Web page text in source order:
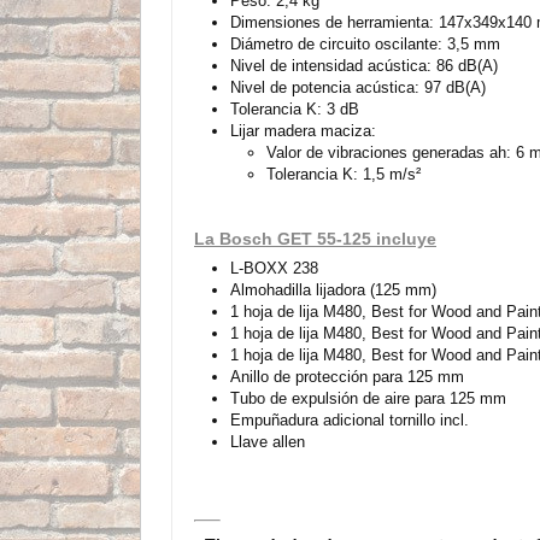
Dimensiones de herramienta: 147x349x140
Diámetro de circuito oscilante: 3,5 mm
Nivel de intensidad acústica: 86 dB(A)
Nivel de potencia acústica: 97 dB(A)
Tolerancia K: 3 dB
Lijar madera maciza:
Valor de vibraciones generadas ah: 6
Tolerancia K: 1,5 m/s²
La Bosch GET 55-125 incluye
L-BOXX 238
Almohadilla lijadora (125 mm)
1 hoja de lija M480, Best for Wood and
1 hoja de lija M480, Best for Wood and
1 hoja de lija M480, Best for Wood and
Anillo de protección para 125 mm
Tubo de expulsión de aire para 125 mm
Empuñadura adicional tornillo incl.
Llave allen